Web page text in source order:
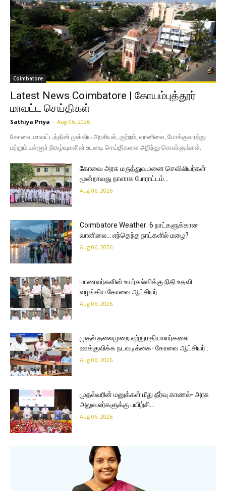
Coimbatore
Latest News Coimbatore | கோயம்புத்தூர்
மாவட்ட செய்திகள்
Sathiya Priya - Aug 06, 2026
கோவை மாவட்டத்தின் முக்கிய அரசியல், குற்றம், வானிலை, போக்குவரத்து
மற்றும் உள்ளூர் நிகழ்வுகளின் உடனடி செய்திகளை அறிந்து கொள்ளுங்கள்.
கோவை அரசு மருத்துவமனை செவிலியர்கள்
மூன்றாவது நாளாக போராட்டம்…
Aug 06, 2026
Coimbatore Weather: 6 நாட்களுக்கான
வானிலை… எந்தெந்த நாட்களில் மழை?
Aug 06, 2026
மாணவர்களின் உயர்கல்விக்கு நிதி உதவி
வழங்கிய கோவை ஆட்சியர்…
Aug 06, 2026
முதல் தலைமுறை ஏற்றுமதியாளர்களை
ஊக்குவிக்க நடவடிக்கை- கோவை ஆட்சியர்…
Aug 06, 2026
முதல்வரின் மனுக்கள் மீது தீர்வு காணல்- அரசு
அலுவலர்களுக்கு பயிற்சி…
Aug 06, 2026